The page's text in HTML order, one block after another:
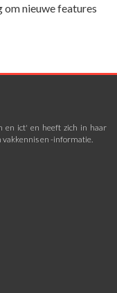
nieuwe features
en ict' en heeft zich in haar
vakkennis en -informatie.